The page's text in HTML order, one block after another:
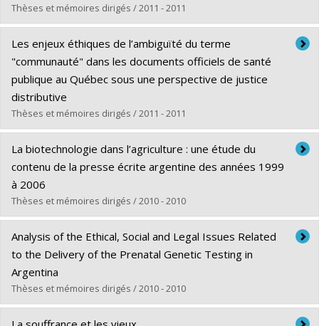
Lien vers le document dans Papyrus
Thèses et mémoires dirigés / 2011 - 2011
Diplômé(e) :Smith, Elise
Cycle :Maîtrise
Diplôme obtenu :M.A.
Lien vers le document dans Papyrus
Les enjeux éthiques de l’ambiguïté du terme
"communauté" dans les documents officiels de santé
publique au Québec sous une perspective de justice
distributive
Thèses et mémoires dirigés / 2011 - 2011
Diplômé(e) :Gendron, Karine
Cycle :Maîtrise
Diplôme obtenu :
Lien vers le document dans Papyrus
La biotechnologie dans l’agriculture : une étude du
contenu de la presse écrite argentine des années 1999
à 2006
Thèses et mémoires dirigés / 2010 - 2010
Diplômé(e) :Nunez, Mariana
Cycle :Maîtrise
Diplôme obtenu :
Lien vers le document dans Papyrus
Analysis of the Ethical, Social and Legal Issues Related
to the Delivery of the Prenatal Genetic Testing in
Argentina
Thèses et mémoires dirigés / 2010 - 2010
Diplômé(e) :Martin, Carolina E.